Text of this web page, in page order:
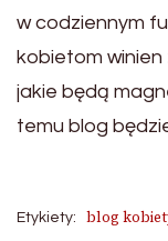
w codziennym
kobietom winien
jakie będą
temu blog
Etykiety: blog